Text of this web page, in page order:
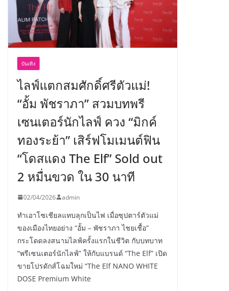
บันเทิง
ไลฟ์แตกสมศักดิ์ศรีตัวแม่!
“อั้ม พัชราภา” สวมบทพรี
เซนเตอร์นักไลฟ์ ควง “มิกค์
ทองระย้า” เสิร์ฟโมเมนต์ฟิน
“โดสแดง The Elf” Sold out
2 หมื่นขวด ใน 30 นาที
02/04/2026 admin
ทำเอาโซเชียลแทบลุกเป็นไฟ เมื่อซุปตาร์ตัวแม่
ของเมืองไทยอย่าง “อั้ม – พัชราภา ไชยเชื้อ”
กระโดดลงสนามไลฟ์ครั้งแรกในชีวิต กับบทบาท
“พรีเซนเตอร์นักไลฟ์” ให้กับแบรนด์ “The Elf” เปิด
ขายโปรดักส์โฉมใหม่ “The Elf NANO WHITE
DOSE Premium White